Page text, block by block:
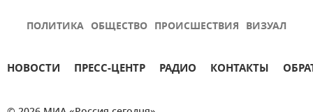
ПОЛИТИКА ОБЩЕСТВО ПРОИСШЕСТВИЯ ВИЗУАЛ
НОВОСТИ ПРЕСС-ЦЕНТР РАДИО КОНТАКТЫ